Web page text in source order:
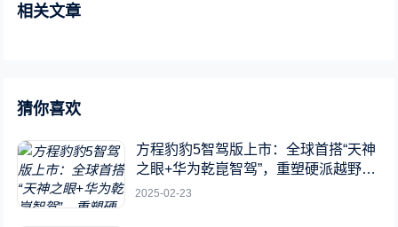
相关文章
猜你喜欢
方程豹豹5智驾版上市：全球首搭“天神
之眼+华为乾崑智驾”，重塑硬派越野新
标杆
2025-02-23